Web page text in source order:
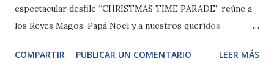
espectacular desfile “CHRISTMAS TIME PARADE” reúne a
los Reyes Magos, Papá Noel y a nuestros queridos
Navidad del 5 al 30 de diciembre con una mágica
COMPARTIR PUBLICAR UN COMENTARIO LEER MÁS